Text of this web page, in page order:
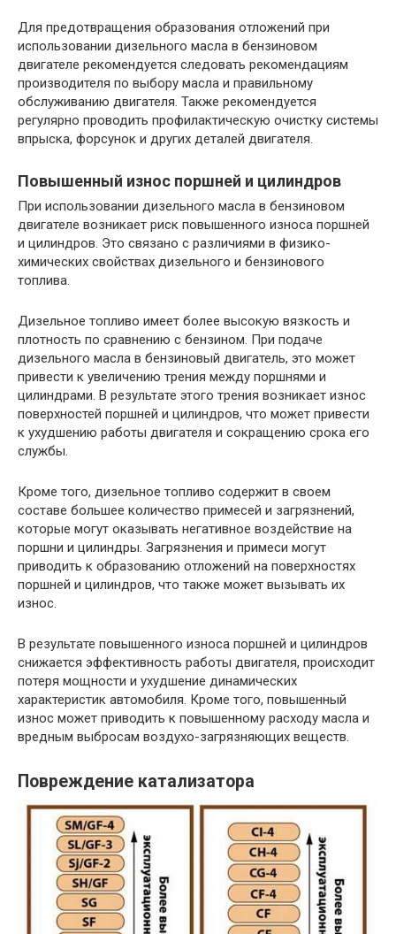
Для предотвращения образования отложений при
использовании дизельного масла в бензиновом
двигателе рекомендуется следовать рекомендациям
производителя по выбору масла и правильному
обслуживанию двигателя. Также рекомендуется
регулярно проводить профилактическую очистку системы
впрыска, форсунок и других деталей двигателя.
Повышенный износ поршней и цилиндров
При использовании дизельного масла в бензиновом
двигателе возникает риск повышенного износа поршней
и цилиндров. Это связано с различиями в физико-
химических свойствах дизельного и бензинового
топлива.
Дизельное топливо имеет более высокую вязкость и
плотность по сравнению с бензином. При подаче
дизельного масла в бензиновый двигатель, это может
привести к увеличению трения между поршнями и
цилиндрами. В результате этого трения возникает износ
поверхностей поршней и цилиндров, что может привести
к ухудшению работы двигателя и сокращению срока его
службы.
Кроме того, дизельное топливо содержит в своем
составе большее количество примесей и загрязнений,
которые могут оказывать негативное воздействие на
поршни и цилиндры. Загрязнения и примеси могут
приводить к образованию отложений на поверхностях
поршней и цилиндров, что также может вызывать их
износ.
В результате повышенного износа поршней и цилиндров
снижается эффективность работы двигателя, происходит
потеря мощности и ухудшение динамических
характеристик автомобиля. Кроме того, повышенный
износ может приводить к повышенному расходу масла и
вредным выбросам воздухо-загрязняющих веществ.
Повреждение катализатора